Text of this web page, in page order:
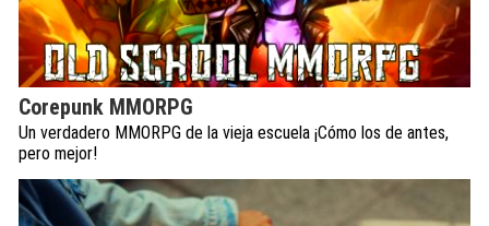
Corepunk MMORPG
Un verdadero MMORPG de la vieja escuela ¡Cómo los de antes,
pero mejor!